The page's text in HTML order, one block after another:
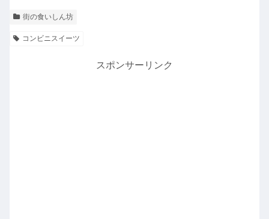
街の食いしん坊
コンビニスイーツ
スポンサーリンク